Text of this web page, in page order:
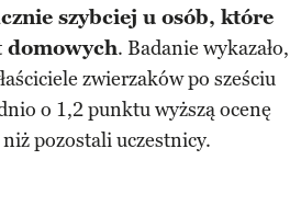
szybciej u osób, które
domowych. Badanie wykazało,
zwierzaków po sześciu
o 1,2 punktu wyższą ocenę
pozostali uczestnicy.